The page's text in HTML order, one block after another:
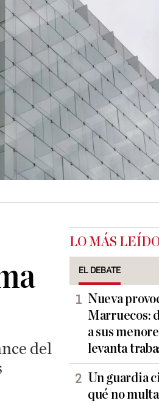
del
LO MÁS
EL DEBATE
Nueva
Marruecos:
a sus
levanta
Un guardia
qué no